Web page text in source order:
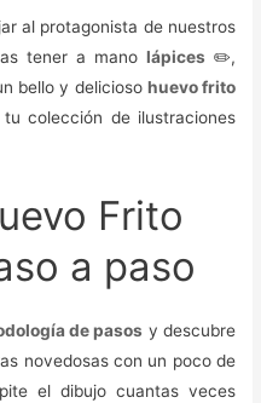
al protagonista de nuestros
tener a mano lápices ✏️,
bello y delicioso huevo frito
colección de ilustraciones
Frito
a paso
de pasos y descubre
novedosas con un poco de
el dibujo cuantas veces